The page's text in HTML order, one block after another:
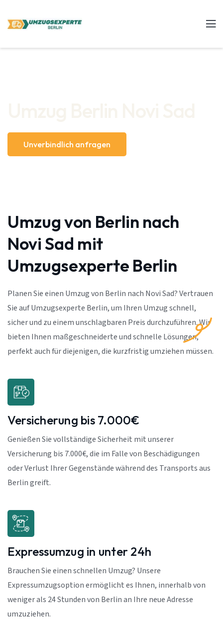
Unverbindlich anfragen
Umzug von Berlin nach
Novi Sad mit
Umzugsexperte Berlin
Planen Sie einen Umzug von Berlin nach Novi Sad? Vertrauen
Sie auf Umzugsexperte Berlin, um Ihren Umzug schnell,
sicher und zu einem unschlagbaren Preis durchzuführen. Wir
bieten Ihnen maßgeschneiderte und schnelle Lösungen,
perfekt auch für diejenigen, die kurzfristig umziehen müssen.
Versicherung bis 7.000€
Genießen Sie vollständige Sicherheit mit unserer
Versicherung bis 7.000€, die im Falle von Beschädigungen
oder Verlust Ihrer Gegenstände während des Transports aus
Berlin greift.
Expressumzug in unter 24h
Brauchen Sie einen schnellen Umzug? Unsere
Expressumzugsoption ermöglicht es Ihnen, innerhalb von
weniger als 24 Stunden von Berlin an Ihre neue Adresse
umzuziehen.